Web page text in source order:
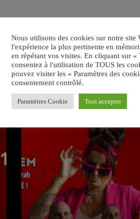
VOUS AIMEREZ
Nous utilisons des cookies sur notre
l'expérience la plus pertinente en
en répétant vos visites. En cliquant sur «
consentez à l'utilisation de TOUS les
pouvez visiter les « Paramètres des
consentement contrôlé.
Paramètres Cookie Tout accepter